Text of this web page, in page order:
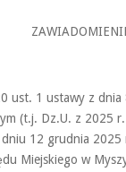
ust. 1 ustawy z dnia
(t.j. Dz.U. z 2025
dniu 12 grudnia
Miejskiego w